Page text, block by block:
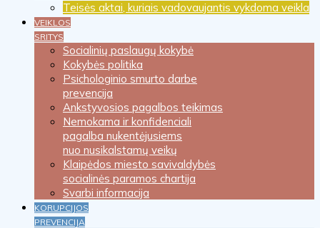
Teisės aktai, kuriais vadovaujantis vykdoma veikla
VEIKLOS
SRITYS
Socialinių paslaugų kokybė
Kokybės politika
Psichologinio smurto darbe
prevencija
Ankstyvosios pagalbos teikimas
Nemokama ir konfidenciali
pagalba nukentėjusiems
nuo nusikalstamų veikų
Klaipėdos miesto savivaldybės
socialinės paramos chartija
Svarbi informacija
KORUPCIJOS
PREVENCIJA